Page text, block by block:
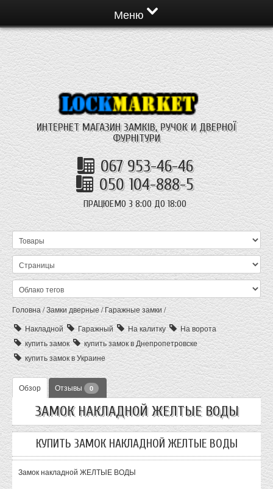
Меню
ИНТЕРНЕТ МАГАЗИН ЗАМКІВ, РУЧОК И ДВЕРНОЇ
ФУРНІТУРИ
067 953-46-46
050 104-888-5
ПРАЦЮЕМО З 8:00 ДО 18:00
Головна/Замки дверные/Гаражные замки/
Накладной
Гаражный На калитку
На ворота
купить замок
купить замок в Днепропетровске
купить замок в Украине
Обзор Отзывы 0
ЗАМОК НАКЛАДНОЙ ЖЕЛТЫЕ ВОДЫ
КУПИТЬ ЗАМОК НАКЛАДНОЙ ЖЕЛТЫЕ ВОДЫ
Замок накладной ЖЕЛТЫЕ ВОДЫ